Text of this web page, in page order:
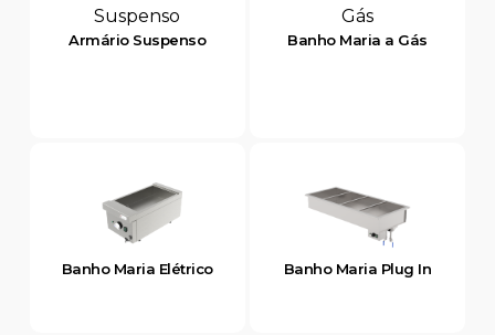
Armário Suspenso Banho Maria a Gás
Banho Maria Elétrico Banho Maria Plug In